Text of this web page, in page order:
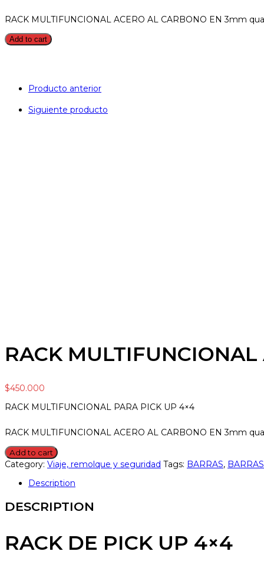
RACK MULTIFUNCIONAL ACERO AL CARBONO EN 3mm
Add to cart
Producto anterior
Siguiente producto
RACK
$450.000
RACK MULTIFUNCIONAL PARA PICK UP 4×4
RACK MULTIFUNCIONAL ACERO AL CARBONO EN 3mm
Add to cart
Category: Viaje, remolque y seguridad Tags: BARRAS,
Description
DESCRIPTION
RACK DE PICK UP 4×4